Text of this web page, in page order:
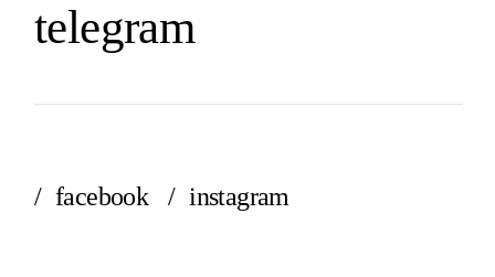
telegram
/ facebook / instagram